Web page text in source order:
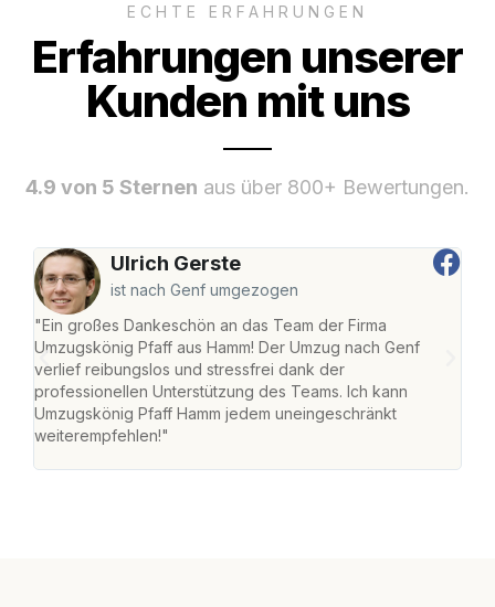
ECHTE ERFAHRUNGEN
Erfahrungen unserer
Kunden mit uns
4.9 von 5 Sternen aus über 800+ Bewertungen.
Ulrich Gerste
ist nach Genf umgezogen
"Ein großes Dankeschön an das Team der Firma
Umzugskönig Pfaff aus Hamm! Der Umzug nach Genf
verlief reibungslos und stressfrei dank der
professionellen Unterstützung des Teams. Ich kann
Umzugskönig Pfaff Hamm jedem uneingeschränkt
weiterempfehlen!"